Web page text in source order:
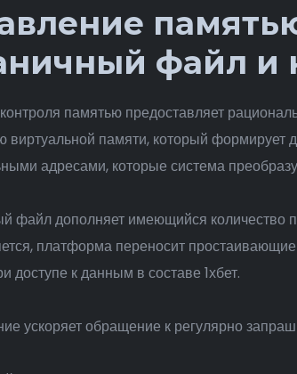
файл и
памятью предоставляет
виртуальной памяти, который
адресами, которые система
файл дополняет имеющийся количество
платформа переносит
доступе к данным в составе 1хбет.
ускоряет обращение к регулярно